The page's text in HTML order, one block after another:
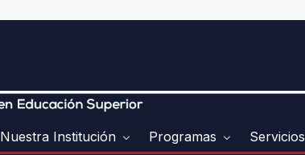
Nuestra Institución Programas Servicios